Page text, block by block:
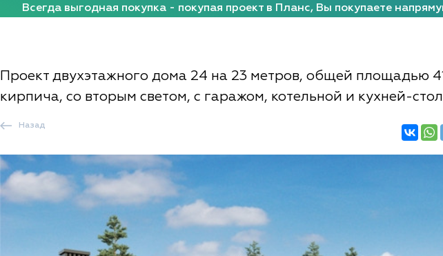
Всегда выгодная покупка - покупая проект в Планс, Вы покупаете
Проект двухэтажного дома 24 на 23 метров, общей площадью
кирпича, со вторым светом, с гаражом, котельной и кухней-
Назад